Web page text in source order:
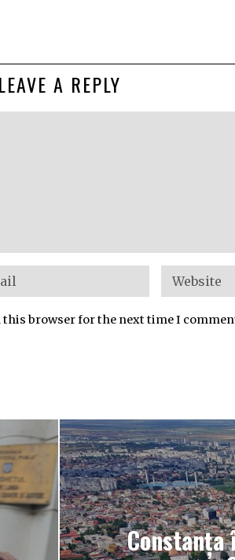
LEAVE A REPLY
this browser for the next time I
Constanța